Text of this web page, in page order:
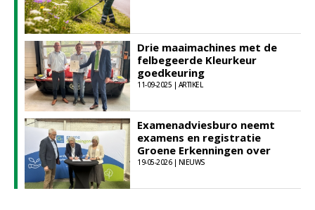
Drie maaimachines met de
felbegeerde Kleurkeur
goedkeuring
11-09-2025 | ARTIKEL
Examenadviesburo neemt
examens en registratie
Groene Erkenningen over
19-05-2026 | NIEUWS